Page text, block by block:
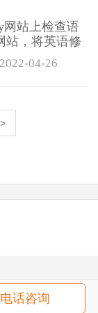
网站上检查语
站，将英语修
04-26
电话咨询